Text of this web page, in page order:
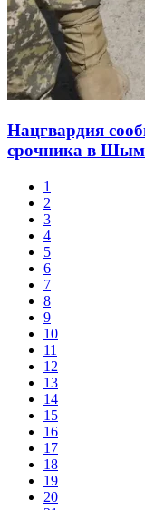
Нацгвардия
срочника в
1
2
3
4
5
6
7
8
9
10
11
12
13
14
15
16
17
18
19
20